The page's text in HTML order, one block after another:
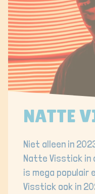
NATTE
Niet alleen in
Natte Visstick in
is mega
Visstick ook in